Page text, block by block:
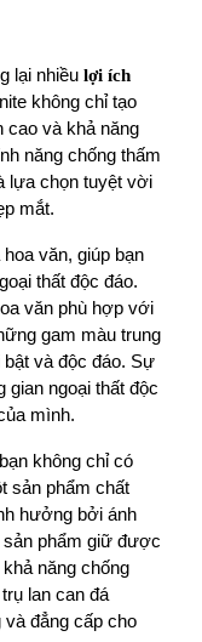
lại nhiềulợi ích
không chỉ tạo
cao và khả năng
năng chống thấm
lựa chọn tuyệt vời
mắt.
văn, giúp bạn
thất độc đáo.
văn phù hợp với
gam màu trung
và độc đáo. Sự
gian ngoại thất độc
mình.
không chỉ có
sản phẩm chất
hưởng bởi ánh
sản phẩm giữ được
năng chống
lan can đá
đẳng cấp cho